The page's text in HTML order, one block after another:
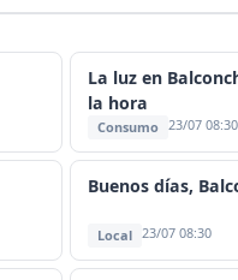
La luz en
la hora
Consumo 23/07 08:30
Buenos días,
Local 23/07 08:30